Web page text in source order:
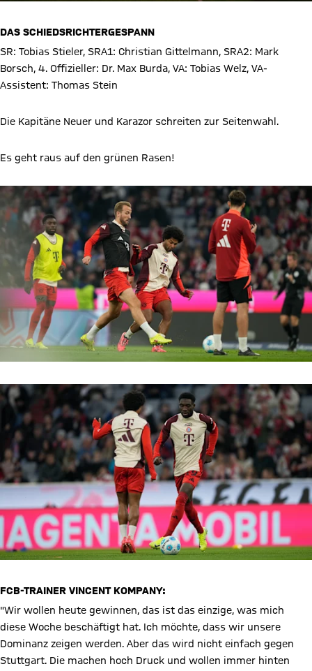
DAS SCHIEDSRICHTERGESPANN
SR: Tobias Stieler, SRA1: Christian Gittelmann, SRA2: Mark
Borsch, 4. Offizieller: Dr. Max Burda, VA: Tobias Welz, VA-
Assistent: Thomas Stein
Die Kapitäne Neuer und Karazor schreiten zur Seitenwahl.
Es geht raus auf den grünen Rasen!
FCB-TRAINER VINCENT KOMPANY:
"Wir wollen heute gewinnen, das ist das einzige, was mich
diese Woche beschäftigt hat. Ich möchte, dass wir unsere
Dominanz zeigen werden. Aber das wird nicht einfach gegen
Stuttgart. Die machen hoch Druck und wollen immer hinten